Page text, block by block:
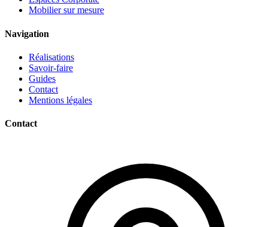
Mobilier sur mesure
Navigation
Réalisations
Savoir-faire
Guides
Contact
Mentions légales
Contact